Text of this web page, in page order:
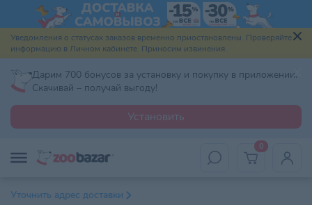
Уведомления о статусах заказов временно приостановлены. Проверяйте
информацию в Личном кабинете. Приносим извинения.
Дарим 700 бонусов за установку и покупку в приложении.
Скачивай – получай выгоду!
Установить
0
Уточнить адрес доставки